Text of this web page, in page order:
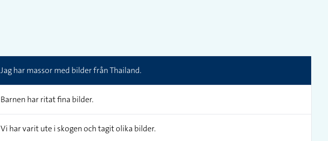
Jag har massor med bilder från Thailand.
Barnen har ritat fina bilder.
Vi har varit ute i skogen och tagit olika bilder.